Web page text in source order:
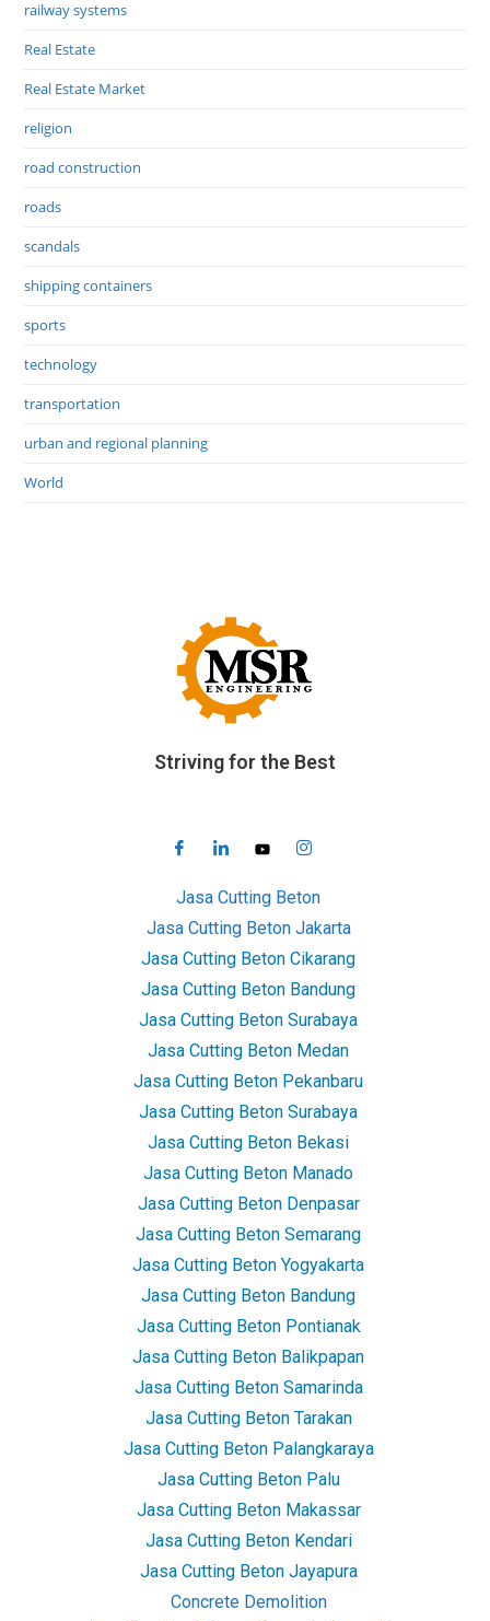
railway systems
Real Estate
Real Estate Market
religion
road construction
roads
scandals
shipping containers
sports
technology
transportation
urban and regional planning
World
Striving for the Best
Jasa Cutting Beton
Jasa Cutting Beton Jakarta
Jasa Cutting Beton Cikarang
Jasa Cutting Beton Bandung
Jasa Cutting Beton Surabaya
Jasa Cutting Beton Medan
Jasa Cutting Beton Pekanbaru
Jasa Cutting Beton Surabaya
Jasa Cutting Beton Bekasi
Jasa Cutting Beton Manado
Jasa Cutting Beton Denpasar
Jasa Cutting Beton Semarang
Jasa Cutting Beton Yogyakarta
Jasa Cutting Beton Bandung
Jasa Cutting Beton Pontianak
Jasa Cutting Beton Balikpapan
Jasa Cutting Beton Samarinda
Jasa Cutting Beton Tarakan
Jasa Cutting Beton Palangkaraya
Jasa Cutting Beton Palu
Jasa Cutting Beton Makassar
Jasa Cutting Beton Kendari
Jasa Cutting Beton Jayapura
Concrete Demolition